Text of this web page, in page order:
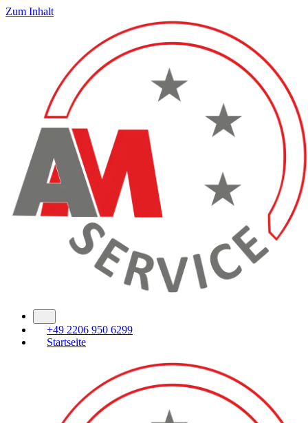
Zum Inhalt
+49 2206 950 6299
Startseite